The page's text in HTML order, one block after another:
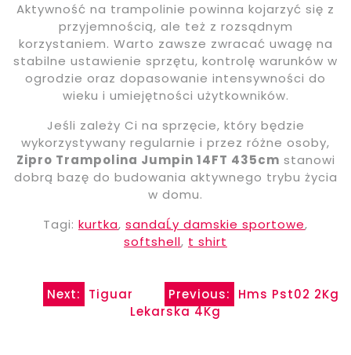
Aktywność na trampolinie powinna kojarzyć się z
przyjemnością, ale też z rozsądnym
korzystaniem. Warto zawsze zwracać uwagę na
stabilne ustawienie sprzętu, kontrolę warunków w
ogrodzie oraz dopasowanie intensywności do
wieku i umiejętności użytkowników.
Jeśli zależy Ci na sprzęcie, który będzie
wykorzystywany regularnie i przez różne osoby,
Zipro Trampolina Jumpin 14FT 435cm stanowi
dobrą bazę do budowania aktywnego trybu życia
w domu.
Tagi: kurtka, sandaĹy damskie sportowe,
softshell, t shirt
Nawigacja
Previous: Hms Pst02 2Kg
Next:
Tiguar
Lekarska 4Kg